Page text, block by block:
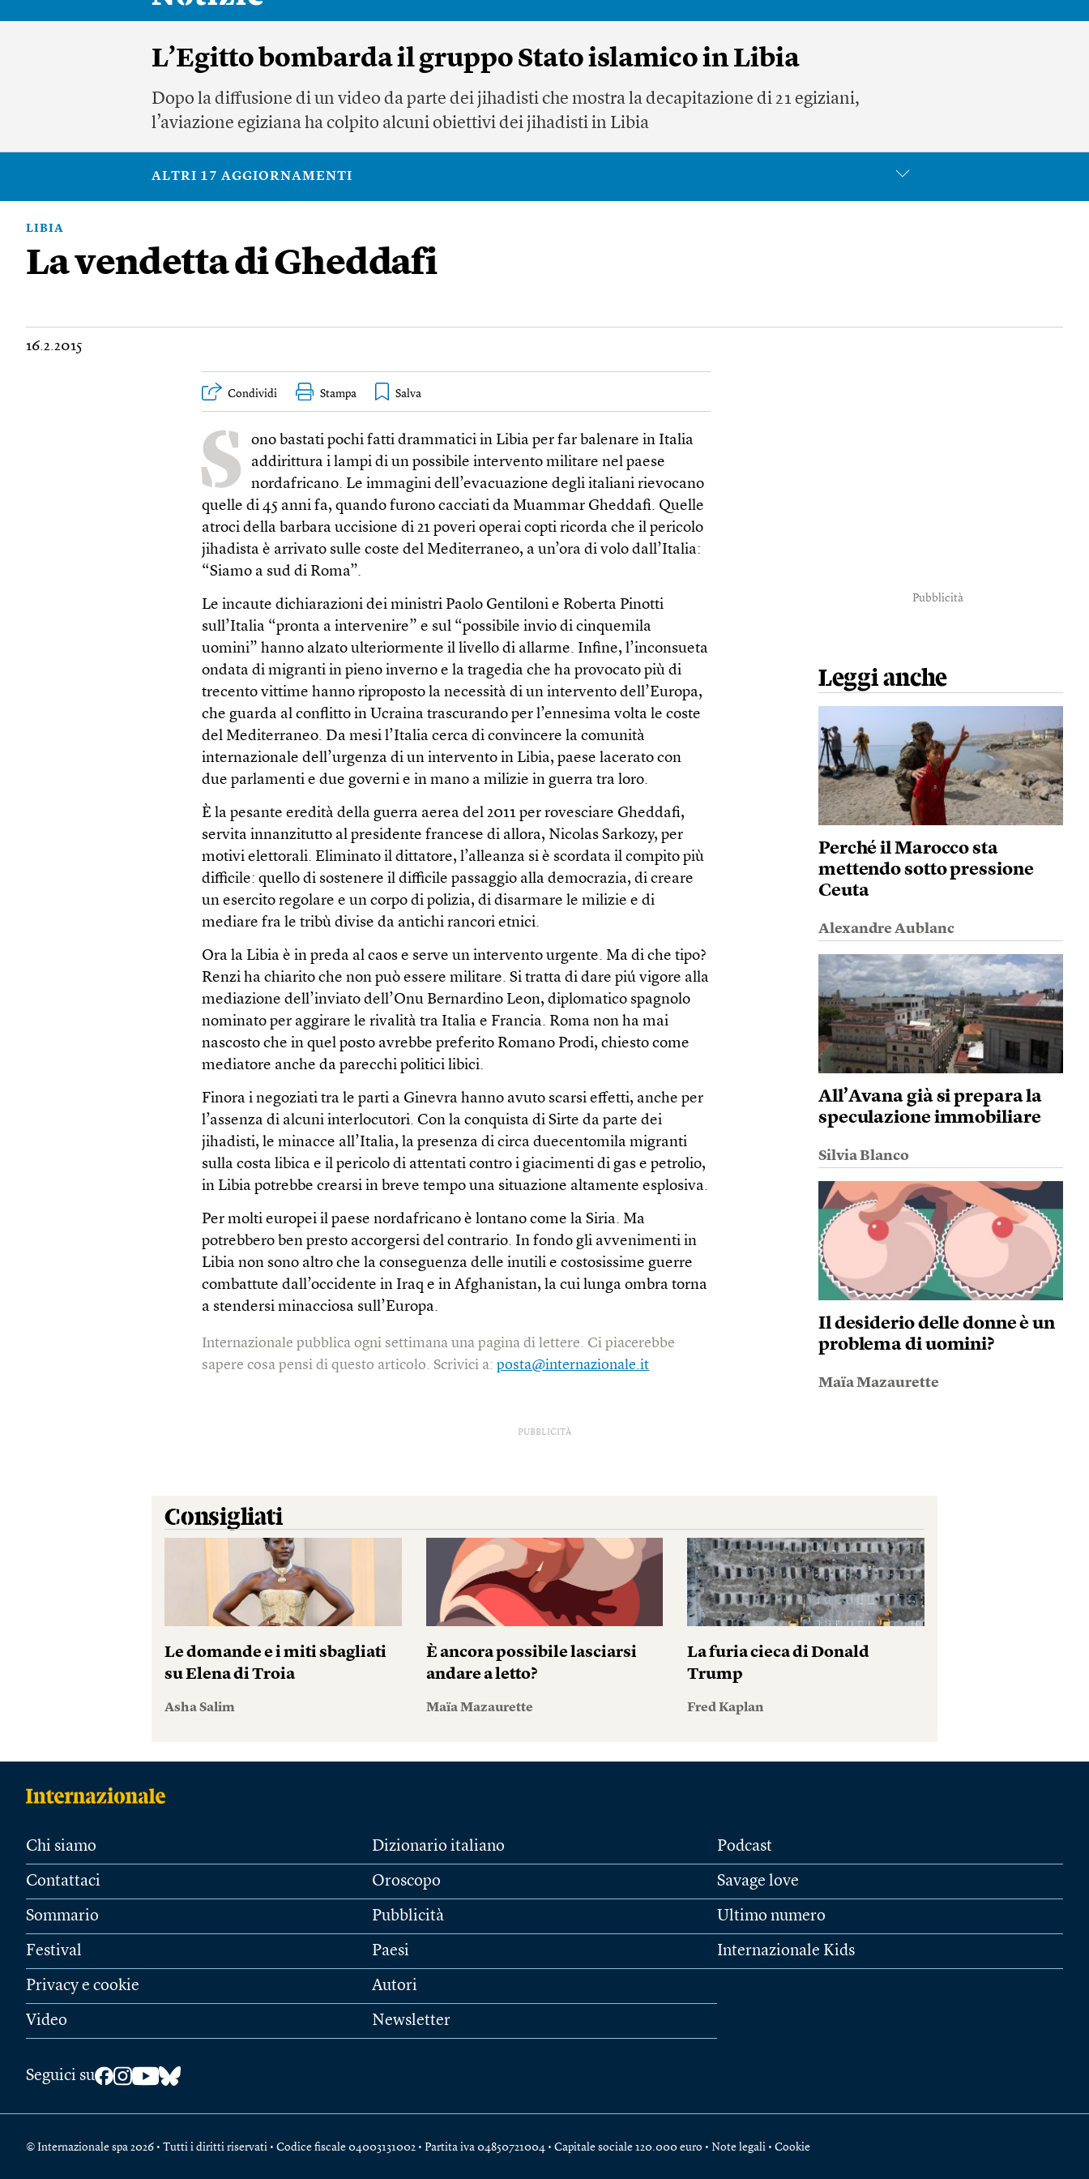
L’Egitto bombarda il gruppo Stato islamico in Libia
Dopo la diffusione di un video da parte dei jihadisti che mostra la decapitazione di 21 egiziani,
l’aviazione egiziana ha colpito alcuni obiettivi dei jihadisti in Libia
ALTRI 17 AGGIORNAMENTI
LIBIA
La vendetta di Gheddafi
16.2.2015
Condividi Stampa
S
ono bastati pochi fatti drammatici in Libia per far balenare in Italia
addirittura i lampi di un possibile intervento militare nel paese
nordafricano. Le immagini dell’evacuazione degli italiani rievocano
quelle di 45 anni fa, quando furono cacciati da Muammar Gheddafi. Quelle
atroci della barbara uccisione di 21 poveri operai copti ricorda che il pericolo
jihadista è arrivato sulle coste del Mediterraneo, a un’ora di volo dall’Italia:
“Siamo a sud di Roma”.
Le incaute dichiarazioni dei ministri Paolo Gentiloni e Roberta Pinotti
sull’Italia “pronta a intervenire” e sul “possibile invio di cinquemila
uomini” hanno alzato ulteriormente il livello di allarme. Infine, l’inconsueta
ondata di migranti in pieno inverno e la tragedia che ha provocato più di
trecento vittime hanno riproposto la necessità di un intervento dell’Europa,
che guarda al conflitto in Ucraina trascurando per l’ennesima volta le coste
del Mediterraneo. Da mesi l’Italia cerca di convincere la comunità
internazionale dell’urgenza di un intervento in Libia, paese lacerato con
due parlamenti e due governi e in mano a milizie in guerra tra loro.
È la pesante eredità della guerra aerea del 2011 per rovesciare Gheddafi,
servita innanzitutto al presidente francese di allora, Nicolas Sarkozy, per
motivi elettorali. Eliminato il dittatore, l’alleanza si è scordata il compito più
difficile: quello di sostenere il difficile passaggio alla democrazia, di creare
un esercito regolare e un corpo di polizia, di disarmare le milizie e di
mediare fra le tribù divise da antichi rancori etnici.
Ora la Libia è in preda al caos e serve un intervento urgente. Ma di che tipo?
Renzi ha chiarito che non può essere militare. Si tratta di dare piú vigore alla
mediazione dell’inviato dell’Onu Bernardino Leon, diplomatico spagnolo
nominato per aggirare le rivalità tra Italia e Francia. Roma non ha mai
nascosto che in quel posto avrebbe preferito Romano Prodi, chiesto come
mediatore anche da parecchi politici libici.
Finora i negoziati tra le parti a Ginevra hanno avuto scarsi effetti, anche per
l’assenza di alcuni interlocutori. Con la conquista di Sirte da parte dei
jihadisti, le minacce all’Italia, la presenza di circa duecentomila migranti
sulla costa libica e il pericolo di attentati contro i giacimenti di gas e petrolio,
in Libia potrebbe crearsi in breve tempo una situazione altamente esplosiva.
Per molti europei il paese nordafricano è lontano come la Siria. Ma
potrebbero ben presto accorgersi del contrario. In fondo gli avvenimenti in
Libia non sono altro che la conseguenza delle inutili e costosissime guerre
combattute dall’occidente in Iraq e in Afghanistan, la cui lunga ombra torna
a stendersi minacciosa sull’Europa.
Internazionale pubblica ogni settimana una pagina di lettere. Ci piacerebbe
sapere cosa pensi di questo articolo. Scrivici a:posta@internazionale.it
Pubblicità
Leggi anche
Perché il Marocco sta
mettendo sotto pressione
Ceuta
Alexandre Aublanc
All’Avana già si prepara la
speculazione immobiliare
Silvia Blanco
Il desiderio delle donne è un
problema di uomini?
Maïa Mazaurette
PUBBLICITÀ
Consigliati
Le domande e i miti sbagliati
su Elena di Troia
Asha Salim
È ancora possibile lasciarsi
andare a letto?
Maïa Mazaurette
La furia cieca di Donald
Trump
Fred Kaplan
Chi siamo
Contattaci
Sommario
Festival
Privacy e cookie
Video
Dizionario italiano
Oroscopo
Pubblicità
Paesi
Autori
Newsletter
Podcast
Savage love
Ultimo numero
Internazionale Kids
Seguici su
© Internazionale spa 2026 • Tutti i diritti riservati • Codice fiscale 04003131002 • Partita iva 04850721004 • Capitale sociale 120.000 euro • Note legali • Cookie